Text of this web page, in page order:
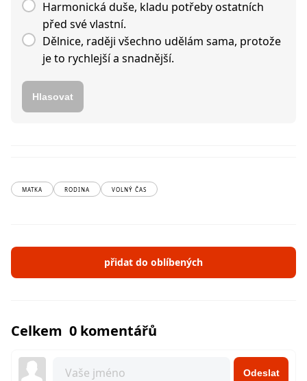
Harmonická duše, kladu potřeby ostatních
před své vlastní.
Dělnice, raději všechno udělám sama, protože
je to rychlejší a snadnější.
Hlasovat
MATKA RODINA VOLNÝ ČAS
přidat do oblíbených
Celkem 0 komentářů
Odeslat